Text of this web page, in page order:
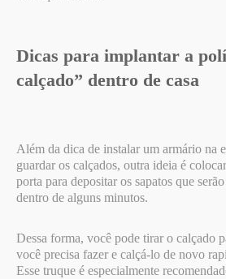
Dicas para implantar a
calçado” dentro de casa
Além da dica de instalar um armário na
guardar os calçados, outra ideia é
porta para depositar os sapatos que
dentro de alguns minutos.
Dessa forma, você pode tirar o calçado
você precisa fazer e calçá-lo de novo
Esse truque é especialmente